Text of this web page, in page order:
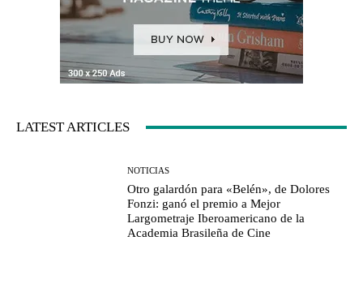
LATEST ARTICLES
NOTICIAS
Otro galardón para «Belén», de Dolores
Fonzi: ganó el premio a Mejor
Largometraje Iberoamericano de la
Academia Brasileña de Cine